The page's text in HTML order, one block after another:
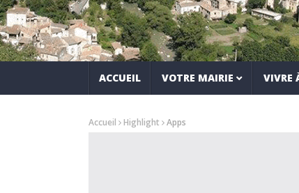
ACCUEIL VOTRE MAIRIE VIVRE
Accueil Highlight Apps